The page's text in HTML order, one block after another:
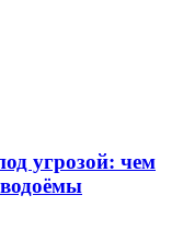
угрозой: чем